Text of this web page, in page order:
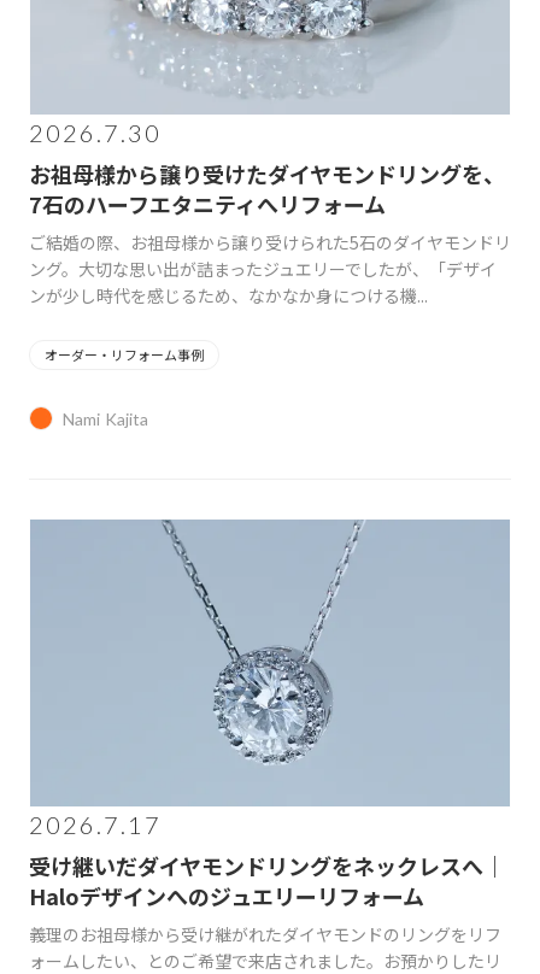
2026.7.30
お祖母様から譲り受けたダイヤモンドリングを、
7石のハーフエタニティへリフォーム
ご結婚の際、お祖母様から譲り受けられた5石のダイヤモンドリ
ング。大切な思い出が詰まったジュエリーでしたが、「デザイ
ンが少し時代を感じるため、なかなか身につける機...
オーダー・リフォーム事例
Nami Kajita
2026.7.17
受け継いだダイヤモンドリングをネックレスへ｜
Haloデザインへのジュエリーリフォーム
義理のお祖母様から受け継がれたダイヤモンドのリングをリフ
ォームしたい、とのご希望で来店されました。お預かりしたリ